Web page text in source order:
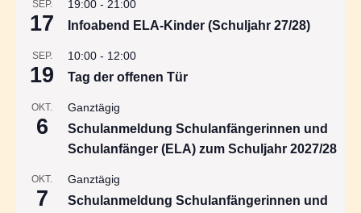
SEP.
17
19:00 - 21:00
Infoabend ELA-Kinder (Schuljahr 27/28)
SEP.
19
10:00 - 12:00
Tag der offenen Tür
OKT.
6
Ganztägig
Schulanmeldung Schulanfängerinnen und
Schulanfänger (ELA) zum Schuljahr 2027/28
OKT.
7
Ganztägig
Schulanmeldung Schulanfängerinnen und